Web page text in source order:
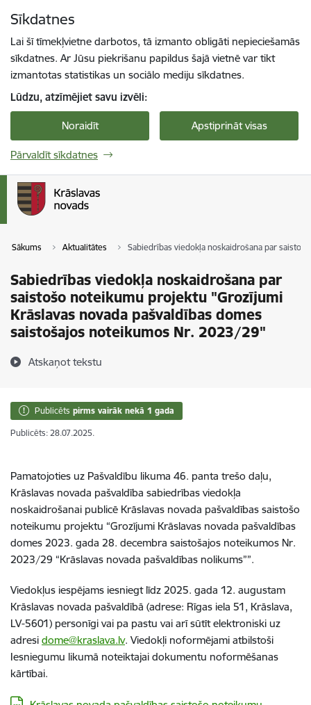
Sīkdatnes
Lai šī tīmekļvietne darbotos, tā izmanto obligāti nepieciešamās
sīkdatnes. Ar Jūsu piekrišanu papildus šajā vietnē var tikt
izmantotas statistikas un sociālo mediju sīkdatnes.
Lūdzu, atzīmējiet savu izvēli:
Noraidīt Apstiprināt visas
Pārvaldīt sīkdatnes
Sākums Aktualitātes Sabiedrības viedokļa noskaidrošana par
Sabiedrības viedokļa noskaidrošana par
saistošo noteikumu projektu "Grozījumi
Krāslavas novada pašvaldības domes
saistošajos noteikumos Nr. 2023/29"
Atskaņot tekstu
Publicēts pirms vairāk nekā 1 gada
Publicēts: 28.07.2025.
Pamatojoties uz Pašvaldību likuma 46. panta trešo daļu,
Krāslavas novada pašvaldība sabiedrības viedokļa
noskaidrošanai publicē Krāslavas novada pašvaldības saistošo
noteikumu projektu “Grozījumi Krāslavas novada pašvaldības
domes 2023. gada 28. decembra saistošajos noteikumos Nr.
2023/29 “Krāslavas novada pašvaldības nolikums””.
Viedokļus iespējams iesniegt līdz 2025. gada 12. augustam
Krāslavas novada pašvaldībā (adrese: Rīgas iela 51, Krāslava,
LV-5601) personīgi vai pa pastu vai arī sūtīt elektroniski uz
adresi dome@kraslava.lv. Viedokļi noformējami atbilstoši
Iesniegumu likumā noteiktajai dokumentu noformēšanas
kārtībai.